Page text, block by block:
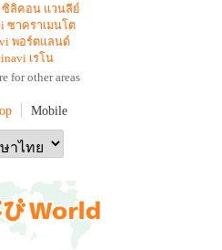
ซิลิคอน แวนลีย์
ซาคราเมนโต
พอร์ตแลนด์
เรโน
for other areas
Mobile